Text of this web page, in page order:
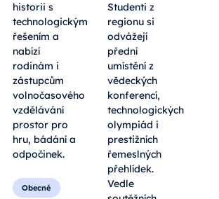
historii s
technologickým
řešením a
nabízí
rodinám i
zástupcům
volnočasového
vzdělávání
prostor pro
hru, bádání a
odpočinek.
Obecné
Studenti z
regionu si
odvážejí
přední
umístění z
vědeckých
konferencí,
technologických
olympiád i
prestižních
řemeslných
přehlídek.
Vedle